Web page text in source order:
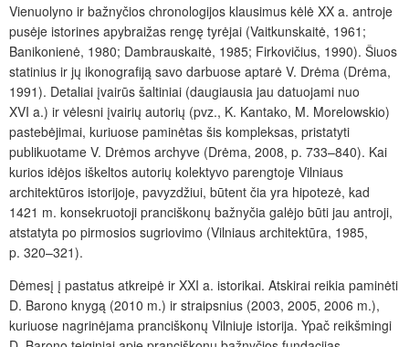
Vienuolyno ir bažnyčios chronologijos klausimus kėlė XX a. antroje
pusėje istorines apybraižas rengę tyrėjai (Vaitkunskaitė, 1961;
Banikonienė, 1980; Dambrauskaitė, 1985; Firkovičius, 1990). Šiuos
statinius ir jų ikonografiją savo darbuose aptarė V. Drėma (Drėma,
1991). Detaliai įvairūs šaltiniai (daugiausia jau datuojami nuo
XVI a.) ir vėlesni įvairių autorių (pvz., K. Kantako, M. Morelowskio)
pastebėjimai, kuriuose paminėtas šis kompleksas, pristatyti
publikuotame V. Drėmos archyve (Drėma, 2008, p. 733–840). Kai
kurios idėjos iškeltos autorių kolektyvo parengtoje Vilniaus
architektūros istorijoje, pavyzdžiui, būtent čia yra hipotezė, kad
1421 m. konsekruotoji pranciškonų bažnyčia galėjo būti jau antroji,
atstatyta po pirmosios sugriovimo (Vilniaus architektūra, 1985,
p. 320–321).
Dėmesį į pastatus atkreipė ir XXI a. istorikai. Atskirai reikia paminėti
D. Barono knygą (2010 m.) ir straipsnius (2003, 2005, 2006 m.),
kuriuose nagrinėjama pranciškonų Vilniuje istorija. Ypač reikšmingi